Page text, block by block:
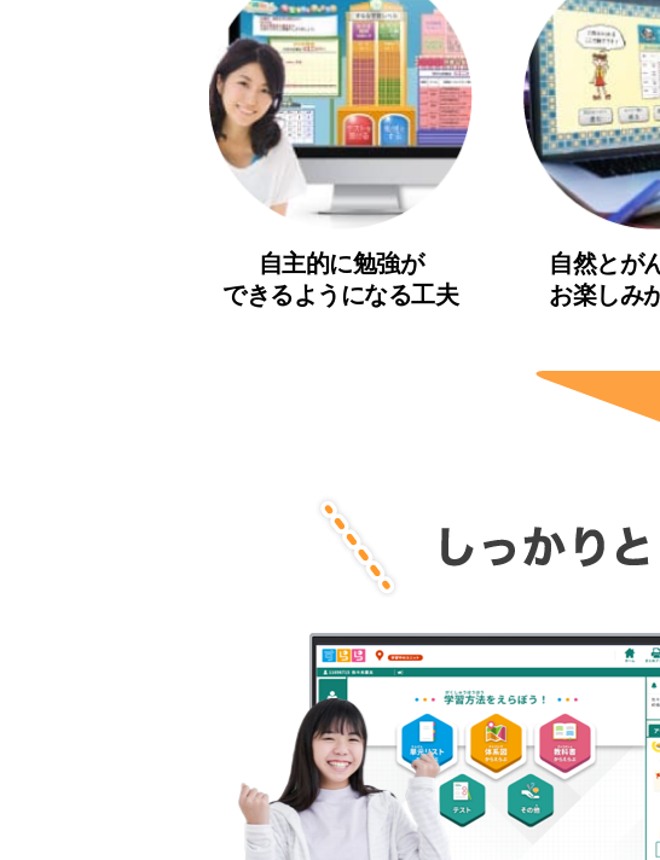
自主的に勉強が
できるようになる工夫
自然とが
お楽しみ